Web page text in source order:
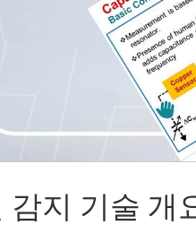
감지 기술 개